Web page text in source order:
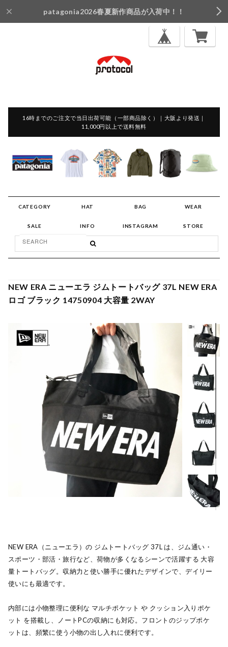
patagonia2026春夏新作商品が入荷中！！
16時までのご注文で当日出荷可能（一部商品除く）｜大阪より発送｜
11,000円以上で送料無料
CATEGORY HAT BAG WEAR
SALE INFO INSTAGRAM STORE
NEW ERA ニューエラ ジムトートバッグ 37L NEW ERA
ロゴ ブラック 14750904 大容量 2WAY
NEW ERA（ニューエラ）の ジムトートバッグ 37L は、ジム通い・
スポーツ・部活・旅行など、荷物が多くなるシーンで活躍する 大容
量トートバッグ。収納力と使い勝手に優れたデザインで、デイリー
使いにも最適です。
内部には小物整理に便利な マルチポケット や クッション入りポケ
ット を搭載し、ノートPCの収納にも対応。フロントのジップポケ
ットは、頻繁に使う小物の出し入れに便利です。